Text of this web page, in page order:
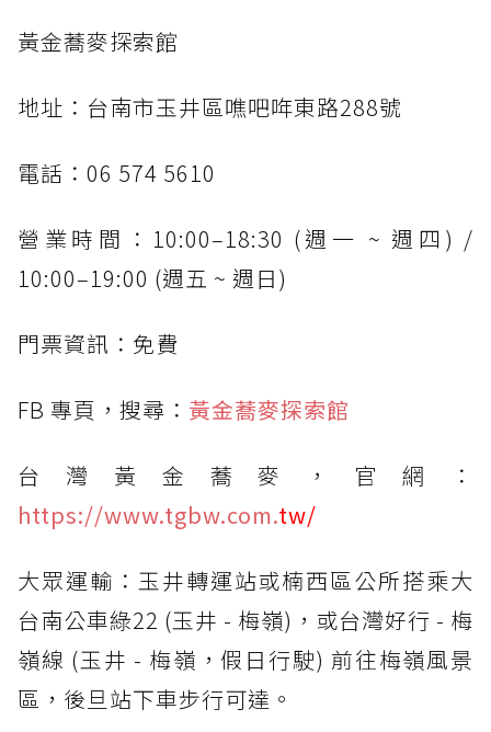
黃金蕎麥探索館
地址：台南市玉井區噍吧哖東路288號
電話：06 574 5610
營業時間：10:00–18:30 (週一 ~ 週四) /
10:00–19:00 (週五 ~ 週日)
門票資訊：免費
FB 專頁，搜尋： 黃金蕎麥探索館
台灣黃金蕎麥，官網：
https://www.tgbw.com.tw/
大眾運輸：玉井轉運站或楠西區公所搭乘大
台南公車綠22 (玉井 - 梅嶺)，或台灣好行 - 梅
嶺線 (玉井 - 梅嶺，假日行駛) 前往梅嶺風景
區，後旦站下車步行可達。